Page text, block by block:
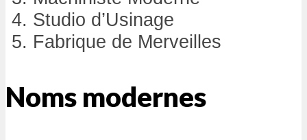
Studio d’Usinage
Fabrique de Merveilles
Noms modernes